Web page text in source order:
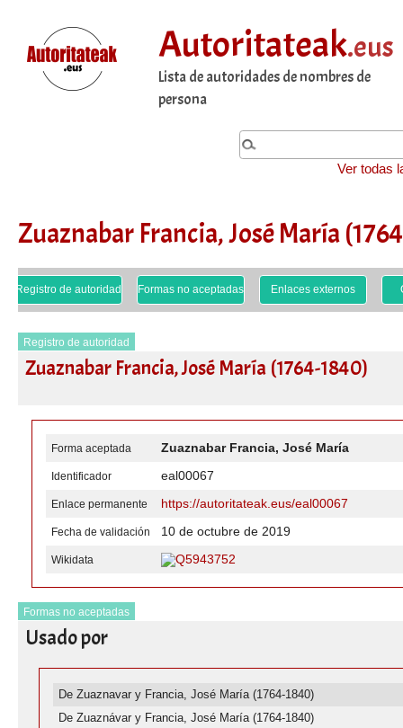
Autoritateak.eus
Lista de autoridades de nombres de
persona
Ver todas
Zuaznabar Francia, José María
Registro de autoridad Formas no aceptadas Enlaces externos
Registro de autoridad
Zuaznabar Francia, José María (1764-1840)
Forma aceptada Zuaznabar Francia, José María
Identificador eal00067
Enlace permanente https://autoritateak.eus/eal00067
Fecha de validación 10 de octubre de 2019
Wikidata Q5943752
Formas no aceptadas
Usado por
De Zuaznavar y Francia, José María (1764-1840)
De Zuaznávar y Francia, José María (1764-1840)